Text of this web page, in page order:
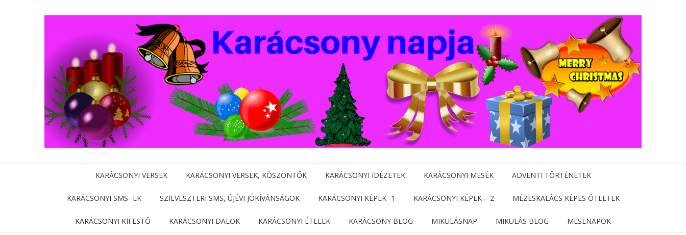
KARÁCSONYI VERSEK KARÁCSONYI VERSEK, KÖSZÖNTŐK KARÁCSONYI IDÉZETEK KARÁCSONYI MESÉK ADVENTI TÖRTÉNETEK
KARÁCSONYI SMS- EK SZILVESZTERI SMS, ÚJÉVI JÓKÍVÁNSÁGOK KARÁCSONYI KÉPEK -1 KARÁCSONYI KÉPEK – 2 MÉZESKALÁCS KÉPES ÖTLETEK
KARÁCSONYI KIFESTŐ KARÁCSONYI DALOK KARÁCSONYI ÉTELEK KARÁCSONY BLOG MIKULÁSNAP MIKULÁS BLOG MESENAPOK